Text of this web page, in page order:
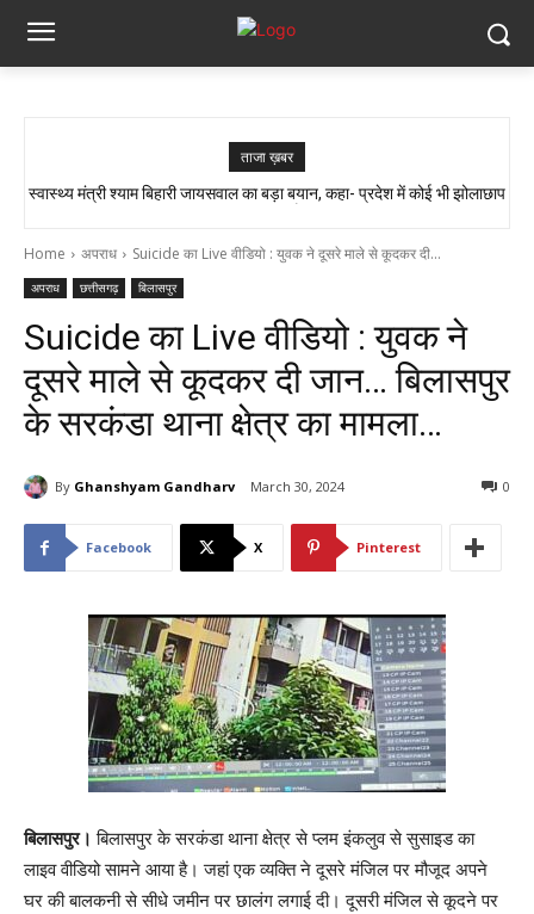
ताजा ख़बर
सांप ने काटा तो उसे गले में डाल लिया, फिर 14 KM बाइक दौड़ाकर पहुंचा अस्पताल
स्वास्थ्य मंत्री श्याम बिहारी जायसवाल का बड़ा बयान, कहा- प्रदेश में कोई भी झोलाछाप
Home अपराध Suicide का Live वीडियो : युवक ने दूसरे माले से कूदकर दी...
अपराध छत्तीसगढ़ बिलासपुर
Suicide का Live वीडियो : युवक ने
दूसरे माले से कूदकर दी जान… बिलासपुर
के सरकंडा थाना क्षेत्र का मामला…
By Ghanshyam Gandharv March 30, 2024 0
Facebook X Pinterest
बिलासपुर। बिलासपुर के सरकंडा थाना क्षेत्र से प्लम इंकलुव से सुसाइड का
लाइव वीडियो सामने आया है। जहां एक व्यक्ति ने दूसरे मंजिल पर मौजूद अपने
घर की बालकनी से सीधे जमीन पर छालंग लगाई दी। दूसरी मंजिल से कूदने पर